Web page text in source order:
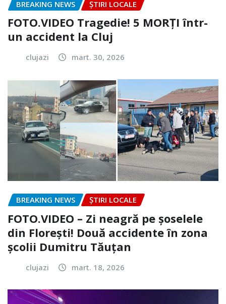
BREAKING NEWS ȘTIRI LOCALE
FOTO.VIDEO Tragedie! 5 MORȚI într-
un accident la Cluj
clujazi mart. 30, 2026
BREAKING NEWS ȘTIRI LOCALE
FOTO.VIDEO – Zi neagră pe șoselele
din Florești! Două accidente în zona
școlii Dumitru Tăuțan
clujazi mart. 18, 2026